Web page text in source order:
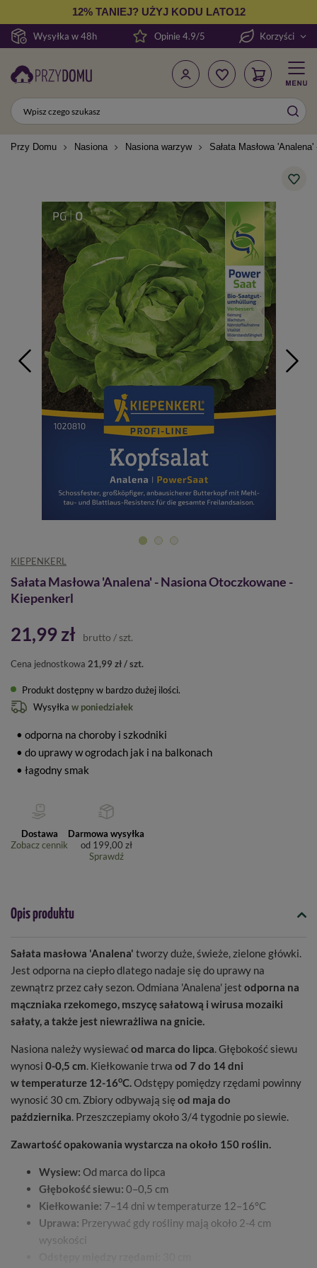
Wysyłka w 48h
12% TANIEJ? UŻYJ KODU LATO12
Opinie 4.9/5 Korzyści
Przy Domu Nasiona Nasiona warzyw Sałata Masłowa
KIEPENKERL
Sałata Masłowa 'Analena' - Nasiona Otoczkowane -
Kiepenkerl
21,99 zł brutto / szt.
Cena jednostkowa 21,99 zł / szt.
Produkt dostępny w bardzo dużej ilości
Wysyłka w poniedziałek
• odporna na choroby i szkodniki
• do uprawy w ogrodach jak i na balkonach
• łagodny smak
Dostawa
Zobacz cennik
Darmowa wysyłka
od 199,00 zł
Sprawdź
Opis produktu
Sałata masłowa 'Analena' tworzy duże, świeże, zielone główki.
Jest odporna na ciepło dlatego nadaje się do uprawy na
zewnątrz przez cały sezon. Odmiana 'Analena' jest odporna na
mączniaka rzekomego, mszycę sałatową i wirusa mozaiki
sałaty, a także jest niewrażliwa na gnicie.
Nasiona należy wysiewaćod marca do lipca. Głębokość siewu
wynosi 0-0,5 cm. Kiełkowanie trwa od 7 do 14 dni
w temperaturze 12-16oC.Odstępy pomiędzy rzędami powinny
wynosić 30 cm. Zbiory odbywają się od maja do
października. Przeszczepiamy około 3/4 tygodnie po siewie.
Zawartość opakowania wystarcza na około 150 roślin.
Wysiew: Od marca do lipca
Głębokość siewu: 0–0,5 cm
Kiełkowanie: 7–14 dni w temperaturze 12–16°C
Uprawa: Przerywać gdy rośliny mają około 2-4 cm
wysokości